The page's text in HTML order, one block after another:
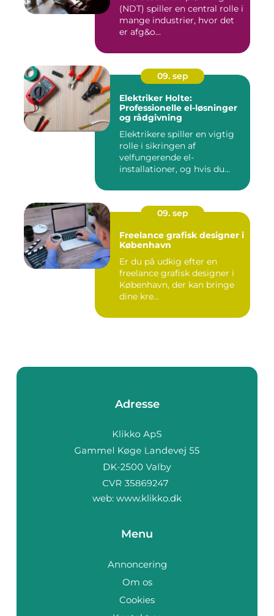
(NDT) spiller en central rolle i
mange industrier, hvor det
er afg&o...
09. sep
Elektriker Holte:
Professionelle el-løsninger
og rådgivning
Elektrikere spiller en vigtig
rolle i sikringen af
velfungerende el-
installationer, og hvis du
09. sep
Freelance grafisk designer i
København
Er du på udkig efter en
freelance grafisk designer i
København, der kan bringe
dine kre...
Adresse
web: www.klikko.dk
Menu
Annoncering
Om os
Cookies